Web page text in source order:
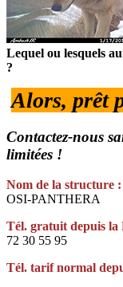
Lequel ou lesquels
?
Alors, prêt
Contactez-nous
limitées !
Nom de la structure :
OSI-PANTHERA
Tél. gratuit depuis la
72 30 55 95
Tél. tarif normal